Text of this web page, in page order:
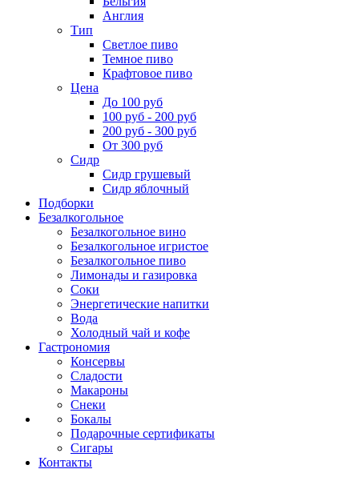
Англия
Тип
Светлое пиво
Темное пиво
Крафтовое пиво
Цена
До 100 руб
100 руб - 200 руб
200 руб - 300 руб
От 300 руб
Сидр
Сидр грушевый
Сидр яблочный
Подборки
Безалкогольное
Безалкогольное вино
Безалкогольное игристое
Безалкогольное пиво
Лимонады и газировка
Соки
Энергетические напитки
Вода
Холодный чай и кофе
Гастрономия
Консервы
Сладости
Макароны
Снеки
Бокалы
Подарочные сертификаты
Сигары
Контакты